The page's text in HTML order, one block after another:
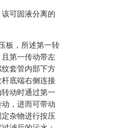
可固液分离的
板，所述第一转
第一传动带左
套管内部下方
底端右侧连接
动时通过第一
，进而可带动
杂物进行按压